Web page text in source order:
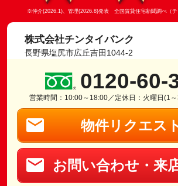
※仲介(2026.1)、管理(2026.8)発表 全国賃貸住宅新聞調べ（チ
株式会社チンタイバンク
長野県塩尻市広丘吉田1044-2
0120-60-
営業時間：10:00～18:00／定休日：火曜日(1
物件リクエス
お問い合わせ・来